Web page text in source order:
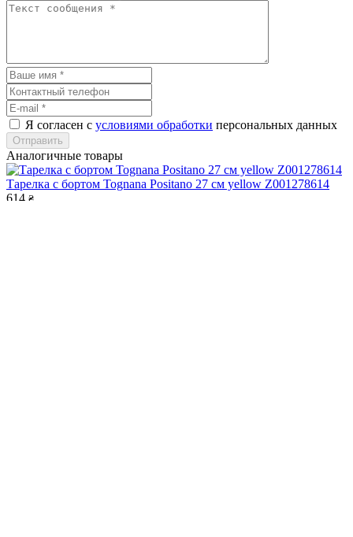
Я согласен с условиями обработки персональных данных
Отправить
Аналогичные товары
Тарелка с бортом Tognana Positano 27 см yellow Z001278614
614 ₴